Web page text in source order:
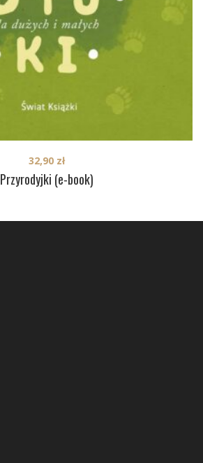
Przyrodyjki (e-book)
32,90 zł